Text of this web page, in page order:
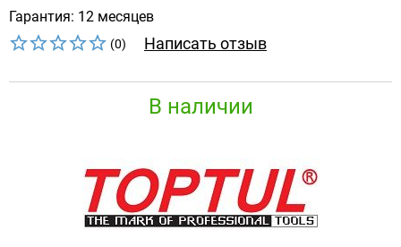
Гарантия: 12 месяцев
(0) Написать отзыв
В наличии